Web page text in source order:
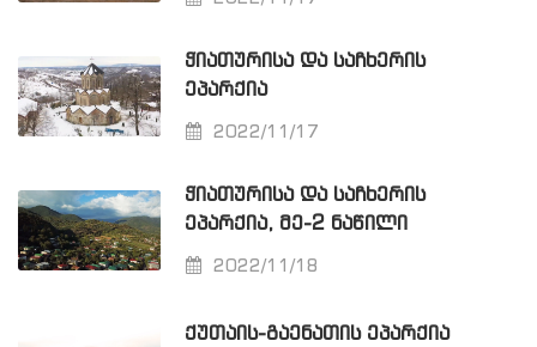
ᲭᲘᲐᲗᲣᲠᲘᲡᲐ ᲓᲐ ᲡᲐᲩᲮᲔᲠᲘᲡ
ᲔᲞᲐᲠᲥᲘᲐ
2022/11/17
ᲭᲘᲐᲗᲣᲠᲘᲡᲐ ᲓᲐ ᲡᲐᲩᲮᲔᲠᲘᲡ
ᲔᲞᲐᲠᲥᲘᲐ, ᲛᲔ-2 ᲜᲐᲬᲘᲚᲘ
2022/11/18
ᲥᲣᲗᲐᲘᲡ-ᲒᲐᲔᲜᲐᲗᲘᲡ ᲔᲞᲐᲠᲥᲘᲐ